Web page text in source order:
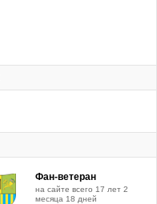
Фан-ветеран
на сайте всего 17 лет 2
месяца 18 дней